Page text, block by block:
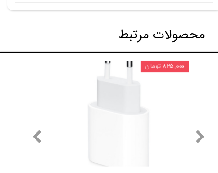
محصولات مرتبط